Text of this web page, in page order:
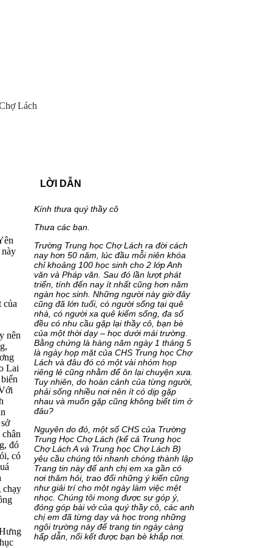
Lách
của
nên
Lai
đó
có
chạy
LỜI DẪN
Kính thưa quý thầy cô
Thưa các bạn.
Trường Trung học Chợ Lách ra đời cách
nay hơn 50 năm, lúc đầu mỗi niên khóa
chỉ khoảng 100 học sinh cho 2 lớp Anh
văn và Pháp văn. Sau đó lần lượt phát
triển, tính đến nay ít nhất cũng hơn năm
ngàn học sinh. Những người này giờ đây
cũng đã lớn tuổi, có người sống tại quê
nhà, có người xa quê kiếm sống, đa số
đều có nhu cầu gặp lại thầy cô, bạn bè
của một thời dạy – học dưới mái trường.
Bằng chứng là hàng năm ngày 1 tháng 5
là ngày họp mặt của CHS Trung học Chợ
Lách và đâu đó có một vài nhóm họp
riêng lẻ cũng nhằm để ôn lại chuyện xưa.
Tuy nhiên, do hoàn cảnh của từng người,
phải sống nhiều nơi nên ít có dịp gặp
nhau và muốn gặp cũng không biết tìm ở
đâu?
Nguyên do đó, một số CHS của Trường
Trung Học Chợ Lách (kể cả Trung học
Chợ Lách A và Trung học Chợ Lách B)
yêu cầu chúng tôi nhanh chóng thành lập
Trang tin này để anh chị em xa gần có
nơi thăm hỏi, trao đổi những ý kiến cũng
như giải trí cho một ngày làm việc mệt
nhọc. Chúng tôi mong được sự góp ý,
đóng góp bài vở của quý thầy cô, các anh
chị em đã từng dạy và học trong những
ngôi trường này để trang tin ngày càng
hấp dẫn, nối kết được bạn bè khắp nơi.